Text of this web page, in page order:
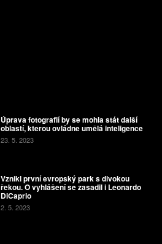
Úprava fotografií by se mohla stát další
oblastí, kterou ovládne umělá inteligence
23. 5. 2023
Vznikl první evropský park s divokou
řekou. O vyhlášení se zasadil i Leonardo
DiCaprio
2. 5. 2023